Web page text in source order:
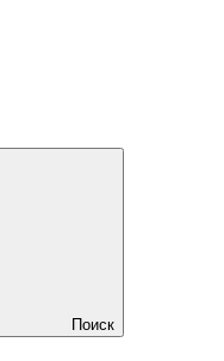
Поиск